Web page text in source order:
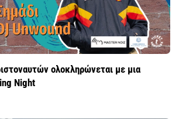
ολοκληρώνεται με μια
Night